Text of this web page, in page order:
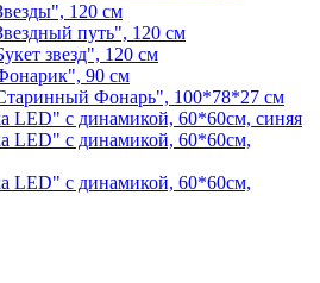
120 см
путь", 120 см
звезд", 120 см
90 см
Фонарь", 100*78*27 см
LED" с динамикой, 60*60см, синяя
LED" с динамикой, 60*60см,
LED" с динамикой, 60*60см,